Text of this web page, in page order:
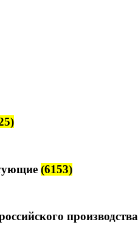
(6153)
производства